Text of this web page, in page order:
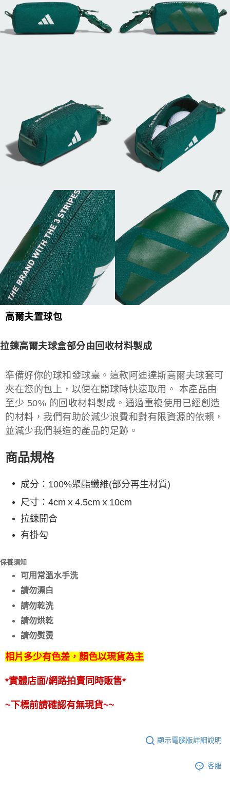
高爾夫置球包
拉鍊高爾夫球盒部分由回收材料製成
準備好你的球和發球臺。這款阿迪達斯高爾夫球套可
夾在您的包上，以便在開球時快速取用。 本產品由
至少 50% 的回收材料製成。通過重複使用已經創造
的材料，我們有助於減少浪費和對有限資源的依賴，
並減少我們製造的產品的足跡。
商品規格
成分：100%聚酯纖維(部分再生材質)
尺寸：4cmｘ4.5cmｘ10cm
拉鍊開合
有掛勾
保養須知
可用常溫水手洗
請勿漂白
請勿乾洗
請勿烘乾
請勿熨燙
相片多少有色差，顏色以現貨為主
*實體店面/網路拍賣同時販售*
~下標前請確認有無現貨~~
顯示電腦版詳細說明
客服